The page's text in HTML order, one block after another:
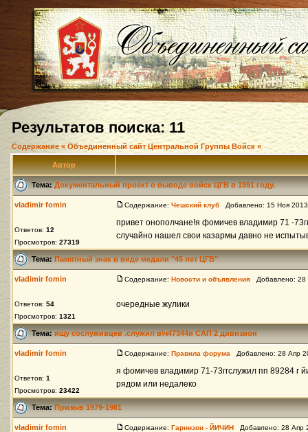
Результатов поиска: 11
Содержание « Объединенный сайт Центральной Группы Войск »
Автор
Тема:Документальный проект о выводе войск ЦГВ в 1991 году.
vladimir fomin
Ответов: 12
Просмотров: 27319
Содержание: Чешский клуб Добавлено: 15 Ноя
привет онополчане!я фомичев владимир 71 -
случайно нашел свои казармы давно не
Тема:Памятный знак в виде медали "45 лет ЦГВ"
vladimir fomin
Ответов: 54
Просмотров: 1321
Содержание: Новости и объявления Добавлено:
очередные жулики
Тема:ищу сослуживцев .служил в\ч47344и САП 2 дивизион
vladimir fomin
Ответов: 1
Просмотров: 23422
Содержание: Правила форума Добавлено: 28 Апр
я фомичев владимир 71-73ггслужил пп 89284 г
рядом или недалеко
Тема:Призыв 1979-1981
vladimir fomin Содержание: Гарнизон - ЙИЧИН Добавлено: 28